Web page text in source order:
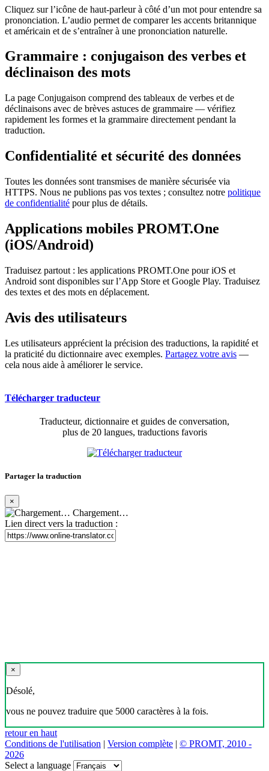
Cliquez sur l’icône de haut-parleur à côté d’un mot pour entendre sa
prononciation. L’audio permet de comparer les accents britannique
et américain et de s’entraîner à une prononciation naturelle.
Grammaire : conjugaison des verbes et
déclinaison des mots
La page Conjugaison comprend des tableaux de verbes et de
déclinaisons avec de brèves astuces de grammaire — vérifiez
rapidement les formes et la grammaire directement pendant la
traduction.
Confidentialité et sécurité des données
Toutes les données sont transmises de manière sécurisée via
HTTPS. Nous ne publions pas vos textes ; consultez notre politique
de confidentialité pour plus de détails.
Applications mobiles PROMT.One
(iOS/Android)
Traduisez partout : les applications PROMT.One pour iOS et
Android sont disponibles sur l’App Store et Google Play. Traduisez
des textes et des mots en déplacement.
Avis des utilisateurs
Les utilisateurs apprécient la précision des traductions, la rapidité et
la praticité du dictionnaire avec exemples. Partagez votre avis —
cela nous aide à améliorer le service.
Télécharger traducteur
Traducteur, dictionnaire et guides de conversation,
plus de 20 langues, traductions favoris
Partager la traduction
×
Chargement…
Lien direct vers la traduction :
×
Désolé,
vous ne pouvez traduire que 5000 caractères à la fois.
retour en haut
Conditions de l'utilisation | Version complète | © PROMT, 2010 -
2026
Select a language